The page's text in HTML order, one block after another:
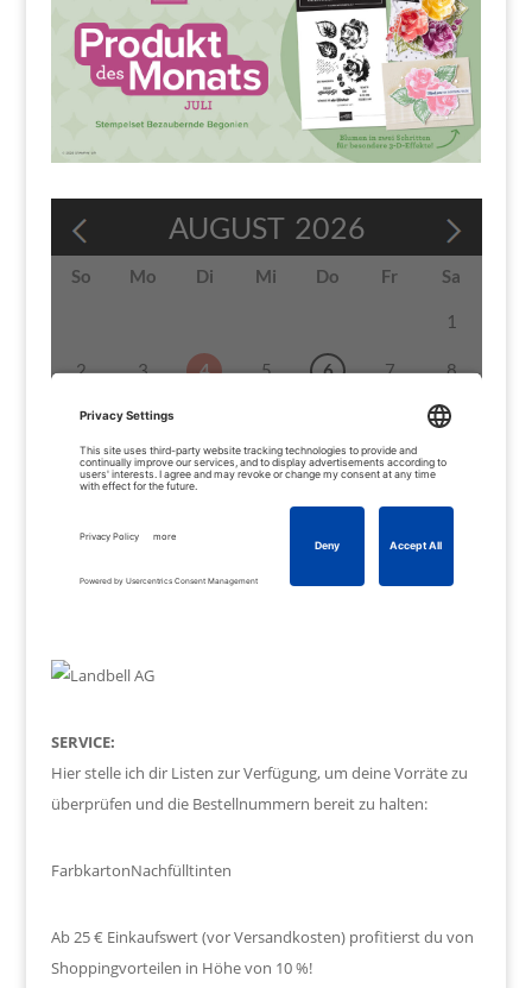
SERVICE:
Hier stelle ich dir Listen zur Verfügung, um deine Vorräte zu
überprüfen und die Bestellnummern bereit zu halten:
FarbkartonNachfülltinten
Ab 25 € Einkaufswert (vor Versandkosten) profitierst du von
Shoppingvorteilen in Höhe von 10 %!